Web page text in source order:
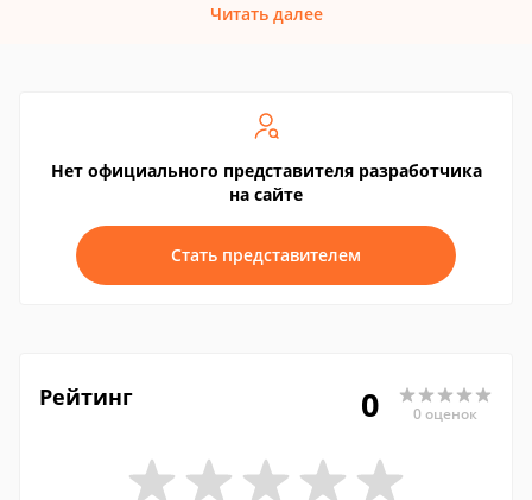
Читать далее
Нет официального представителя разработчика
на сайте
Стать представителем
Рейтинг 0 0 оценок